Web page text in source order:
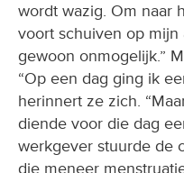
wordt wazig. Om naar
voort schuiven op mijn
gewoon onmogelijk.”
“Op een dag ging ik
herinnert ze zich.
diende voor die dag
werkgever stuurde de
die meneer